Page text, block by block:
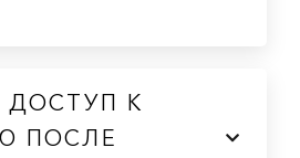
ДОСТУП К
ПОСЛЕ